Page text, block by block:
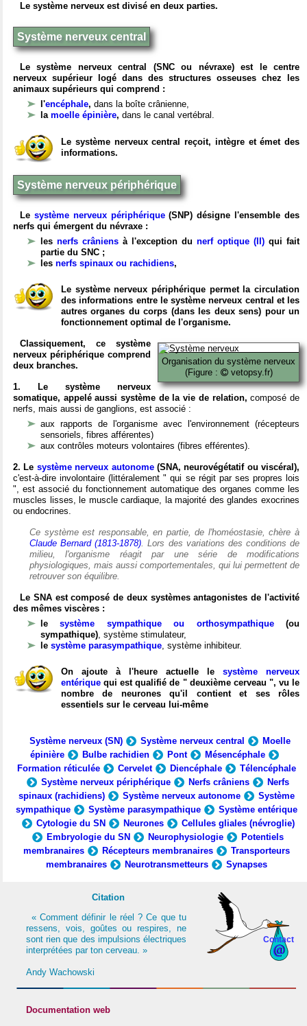
Le système nerveux est divisé en deux parties.
Système nerveux central
Le système nerveux central (SNC ou névraxe) est le centre
nerveux supérieur logé dans des structures osseuses chez les
animaux supérieurs qui comprend :
l'encéphale, dans la boîte crânienne,
la moelle épinière, dans le canal vertébral.
Le système nerveux central reçoit, intègre et émet des
informations.
Système nerveux périphérique
Le système nerveux périphérique(SNP) désigne l'ensemble des
nerfs qui émergent du névraxe :
les nerfs crâniens à l'exception du nerf optique (II) qui fait
partie du SNC ;
les nerfs spinaux ou rachidiens,
Le système nerveux périphérique permet la circulation
des informations entre le système nerveux central et les
autres organes du corps (dans les deux sens) pour un
fonctionnement optimal de l'organisme.
Organisation du système nerveux
(Figure :
vetopsy.fr)
Classiquement, ce système
nerveux périphérique comprend
deux branches.
1. Le système nerveux
somatique, appelé aussi système de la vie de relation, composé de
nerfs, mais aussi de ganglions, est associé :
aux rapports de l'organisme avec l'environnement (récepteurs
sensoriels, fibres afférentes)
aux contrôles moteurs volontaires (fibres efférentes).
2. Le système nerveux autonome(SNA, neurovégétatif ou viscéral),
c'est-à-dire involontaire (littéralement " qui se régit par ses propres lois
", est associé du fonctionnement automatique des organes comme les
muscles lisses, le muscle cardiaque, la majorité des glandes exocrines
ou endocrines.
Ce système est responsable, en partie, de l'homéostasie, chère à
Claude Bernard (1813-1878). Lors des variations des conditions de
milieu, l'organisme réagit par une série de modifications
physiologiques, mais aussi comportementales, qui lui permettent de
retrouver son équilibre.
Le SNA est composé de deux systèmes antagonistes de l'activité
des mêmes viscères :
lesystème sympathique ou orthosympathique(ou
sympathique), système stimulateur,
le système parasympathique, système inhibiteur.
On ajoute à l'heure actuelle le système nerveux
entérique qui est qualifié de " deuxième cerveau ", vu le
nombre de neurones qu'il contient et ses rôles
essentiels sur le cerveau lui-même
Système nerveux (SN) Système nerveux central
Moelle
épinière
Bulbe rachidien Pont
Mésencéphale
Formation réticulée
Cervelet Diencéphale
Télencéphale
Système nerveux périphérique
Nerfs crâniens
Nerfs
spinaux (rachidiens)
Système nerveux autonome
Système
sympathique
Système parasympathique
Système entérique
Cytologie du SN
Neurones
Cellules gliales (névroglie)
Embryologie du SN
Neurophysiologie
Potentiels
membranaires
Récepteurs membranaires
Transporteurs
membranaires
Neurotransmetteurs Synapses
Contact
Citation
« Comment définir le réel ? Ce que tu
ressens, vois, goûtes ou respires, ne
sont rien que des impulsions électriques
interprétées par ton cerveau. »
Andy Wachowski
Documentation web